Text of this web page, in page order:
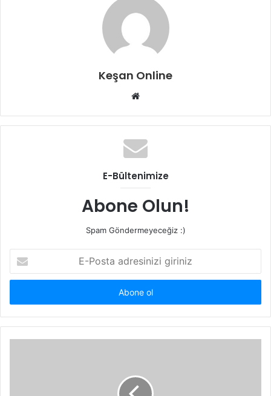
Keşan Online
Web
E-Bültenimize
Abone Olun!
Spam Göndermeyeceğiz :)
Posta
adresinizi